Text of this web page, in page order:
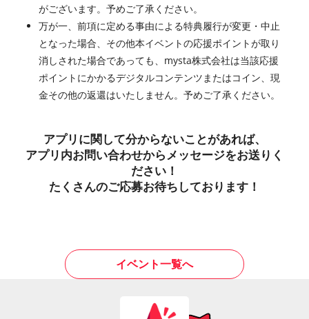
がございます。予めご了承ください。
万が一、前項に定める事由による特典履行が変更・中止
となった場合、その他本イベントの応援ポイントが取り
消しされた場合であっても、mysta株式会社は当該応援
ポイントにかかるデジタルコンテンツまたはコイン、現
金その他の返還はいたしません。予めご了承ください。
アプリに関して分からないことがあれば、
アプリ内お問い合わせからメッセージをお送りく
ださい！
たくさんのご応募お待ちしております！
イベント一覧へ